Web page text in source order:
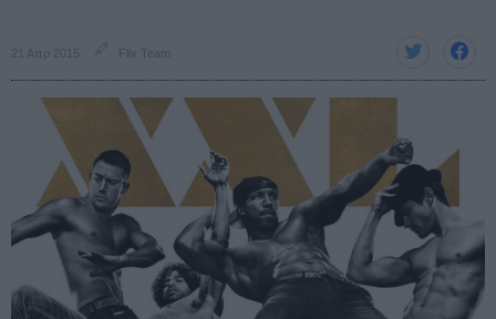
21 Απρ 2015 Flix Team